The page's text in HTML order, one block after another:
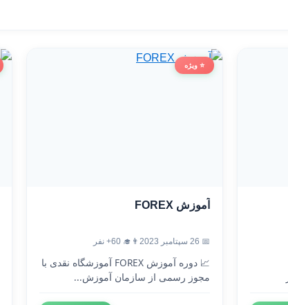
⭐ ویژه
آموزش FOREX
📅 26 سپتامبر 2023 👨‍🎓 60+ نفر
📈 دوره آموزش FOREX آموزشگاه نقدی با
مجوز رسمی از سازمان آموزش...